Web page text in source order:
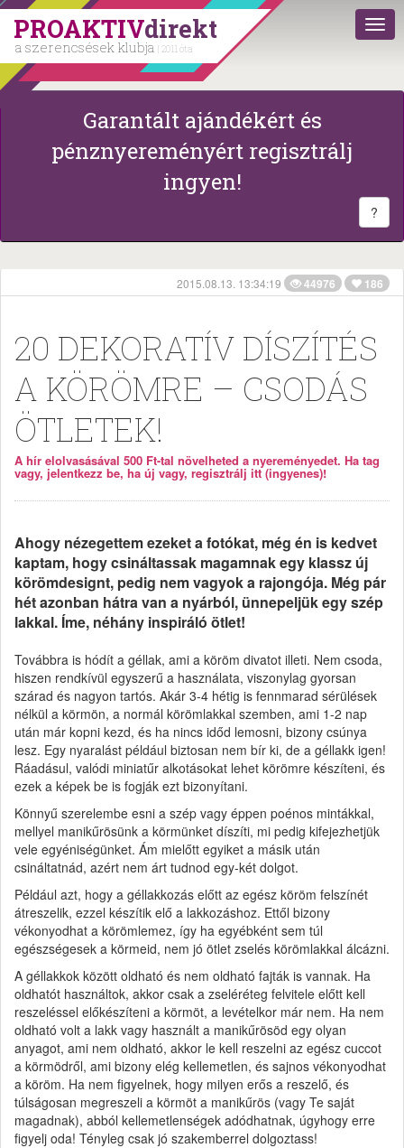
PROAKTIVdirekt
a szerencsések klubja | 2011 óta
Garantált ajándékért és
pénznyereményért regisztrálj
ingyen!
?
2015.08.13. 13:34:19 44976 186
20 DEKORATÍV DÍSZÍTÉS
A KÖRÖMRE – CSODÁS
ÖTLETEK!
A hír elolvasásával 500 Ft-tal növelheted a nyereményedet. Ha tag
vagy, jelentkezz be, ha új vagy, regisztrálj itt (ingyenes)!
Ahogy nézegettem ezeket a fotókat, még én is kedvet
kaptam, hogy csináltassak magamnak egy klassz új
körömdesignt, pedig nem vagyok a rajongója. Még pár
hét azonban hátra van a nyárból, ünnepeljük egy szép
lakkal. Íme, néhány inspiráló ötlet!
Továbbra is hódít a géllak, ami a köröm divatot illeti. Nem csoda,
hiszen rendkívül egyszerű a használata, viszonylag gyorsan
szárad és nagyon tartós. Akár 3-4 hétig is fennmarad sérülések
nélkül a körmön, a normál körömlakkal szemben, ami 1-2 nap
után már kopni kezd, és ha nincs időd lemosni, bizony csúnya
lesz. Egy nyaralást például biztosan nem bír ki, de a géllakk igen!
Ráadásul, valódi miniatűr alkotásokat lehet körömre készíteni, és
ezek a képek be is fogják ezt bizonyítani.
Könnyű szerelembe esni a szép vagy éppen poénos mintákkal,
mellyel manikűrösünk a körmünket díszíti, mi pedig kifejezhetjük
vele egyéniségünket. Ám mielőtt egyiket a másik után
csináltatnád, azért nem árt tudnod egy-két dolgot.
Például azt, hogy a géllakkozás előtt az egész köröm felszínét
átreszelik, ezzel készítik elő a lakkozáshoz. Ettől bizony
vékonyodhat a körömlemez, így ha egyébként sem túl
egészségesek a körmeid, nem jó ötlet zselés körömlakkal álcázni.
A géllakkok között oldható és nem oldható fajták is vannak. Ha
oldhatót használtok, akkor csak a zseléréteg felvitele előtt kell
reszeléssel előkészíteni a körmöt, a levételkor már nem. Ha nem
oldható volt a lakk vagy használt a manikűrösöd egy olyan
anyagot, ami nem oldható, akkor le kell reszelni az egész cuccot
a körmödről, ami bizony elég kellemetlen, és sajnos vékonyodhat
a köröm. Ha nem figyelnek, hogy milyen erős a reszelő, és
túlságosan megreszeli a körmöt a manikűrös (vagy Te saját
magadnak), abból kellemetlenségek adódhatnak, úgyhogy erre
figyelj oda! Tényleg csak jó szakemberrel dolgoztass!